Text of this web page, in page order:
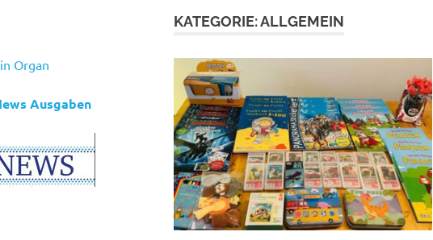
KATEGORIE:ALLGEMEIN
Organ
Ausgaben